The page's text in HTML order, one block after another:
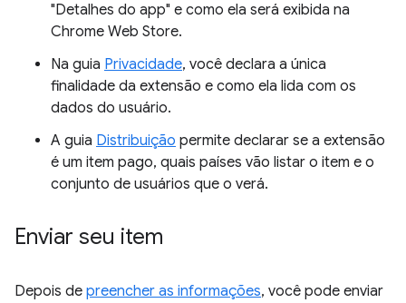
"Detalhes do app" e como ela será exibida na
Chrome Web Store.
Na guia Privacidade, você declara a única
finalidade da extensão e como ela lida com os
dados do usuário.
A guia Distribuição permite declarar se a extensão
é um item pago, quais países vão listar o item e o
conjunto de usuários que o verá.
Enviar seu item
Depois de preencher as informações, você pode enviar